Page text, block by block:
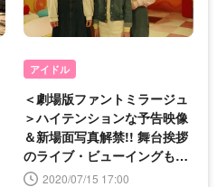
アイドル
＜劇場版ファントミラージュ
＞ハイテンションな予告映像
＆新場面写真解禁!! 舞台挨拶
のライブ・ビューイングも決
定 2020/07/15 17:00